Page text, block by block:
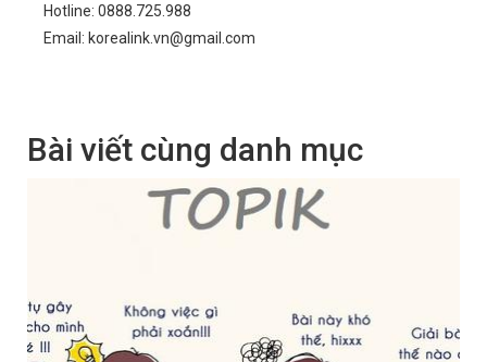
Hotline: 0888.725.988
Email: korealink.vn@gmail.com
Bài viết cùng danh mục